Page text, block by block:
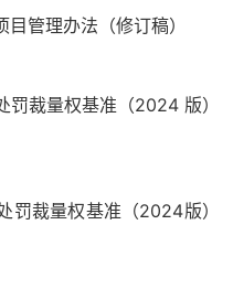
目管理办法（修订稿）
罚裁量权基准（2024 版）
罚裁量权基准（2024版）